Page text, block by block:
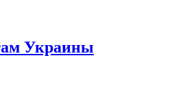
Украины